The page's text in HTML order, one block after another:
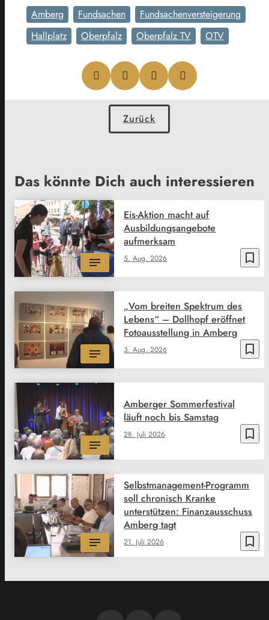
Amberg Fundsachen
Fundsachenversteigerung
Hallplatz
Oberpfalz Oberpfalz TV OTV
Zurück
Das könnte Dich auch interessieren
bookmark_border
5. Aug. 2026
Eis-Aktion macht auf
Ausbildungsangebote
aufmerksam
bookmark_border
3. Aug. 2026
„Vom breiten Spektrum des
Lebens“ – Dollhopf eröffnet
Fotoausstellung in Amberg
bookmark_border
28. Juli 2026
Amberger Sommerfestival
läuft noch bis Samstag
bookmark_border
21. Juli 2026
Selbstmanagement-Programm
soll chronisch Kranke
unterstützen: Finanzausschuss
Amberg tagt